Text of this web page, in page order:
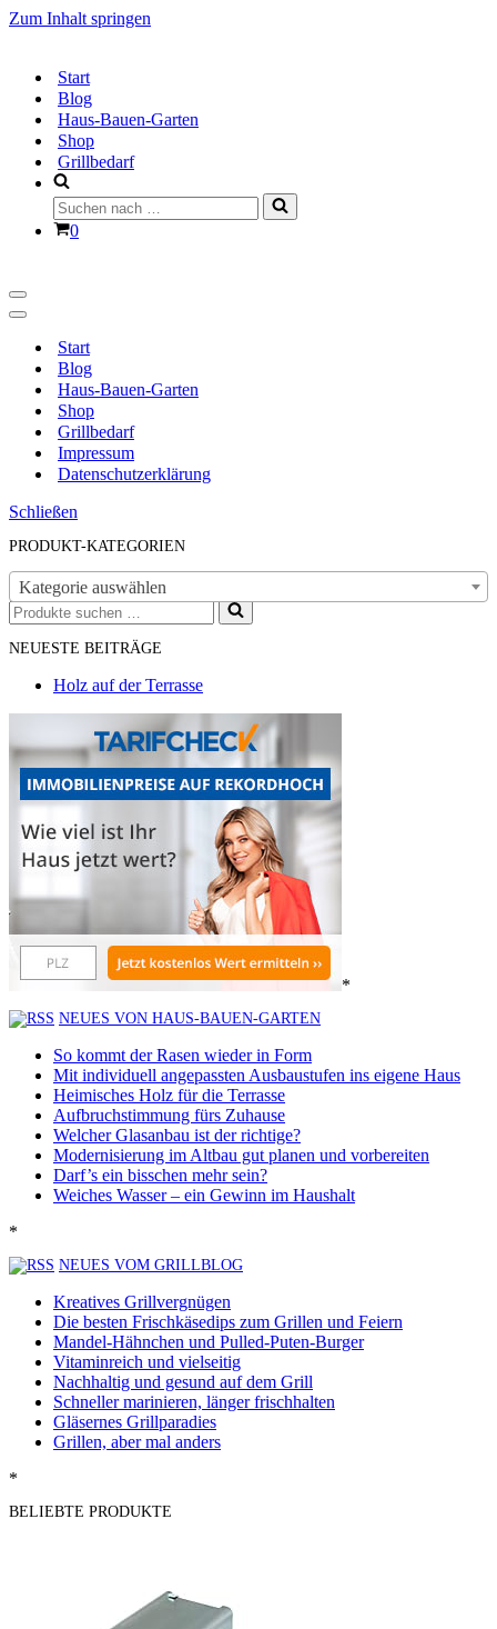
Zum Inhalt springen
Start
Blog
Haus-Bauen-Garten
Shop
Grillbedarf
Suchen
nach …
Warenkorb
0
Navigationsmenü
Navigationsmenü
Start
Blog
Haus-Bauen-Garten
Shop
Grillbedarf
Impressum
Datenschutzerklärung
Schließen
PRODUKT-KATEGORIEN
Kategorie auswählen
Suchen
nach …
NEUESTE BEITRÄGE
Holz auf der Terrasse
*
NEUES VON HAUS-BAUEN-GARTEN
So kommt der Rasen wieder in Form
Mit individuell angepassten Ausbaustufen ins eigene Haus
Heimisches Holz für die Terrasse
Aufbruchstimmung fürs Zuhause
Welcher Glasanbau ist der richtige?
Modernisierung im Altbau gut planen und vorbereiten
Darf’s ein bisschen mehr sein?
Weiches Wasser – ein Gewinn im Haushalt
*
NEUES VOM GRILLBLOG
Kreatives Grillvergnügen
Die besten Frischkäsedips zum Grillen und Feiern
Mandel-Hähnchen und Pulled-Puten-Burger
Vitaminreich und vielseitig
Nachhaltig und gesund auf dem Grill
Schneller marinieren, länger frischhalten
Gläsernes Grillparadies
Grillen, aber mal anders
*
BELIEBTE PRODUKTE